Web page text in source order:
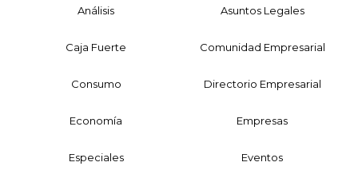
Análisis Asuntos Legales
Caja Fuerte Comunidad Empresarial
Consumo Directorio Empresarial
Economía Empresas
Especiales Eventos